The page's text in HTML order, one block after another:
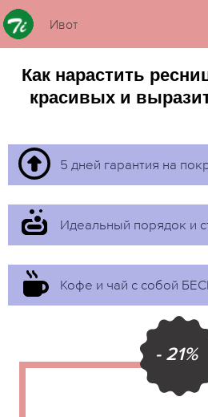
Ивот
Как нарастить
красивых и
5 дней гарантия на
Идеальный порядок и
Кофе и чай с собой
- 21%